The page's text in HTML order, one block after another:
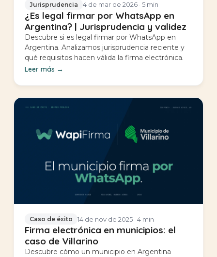
Jurisprudencia 4 de mar de 2026 · 5 min
¿Es legal firmar por WhatsApp en
Argentina? | Jurisprudencia y validez
Descubre si es legal firmar por WhatsApp en
Argentina. Analizamos jurisprudencia reciente y
qué requisitos hacen válida la firma electrónica.
Leer más →
Caso de éxito 14 de nov de 2025 · 4 min
Firma electrónica en municipios: el
caso de Villarino
Descubre cómo un municipio en Argentina